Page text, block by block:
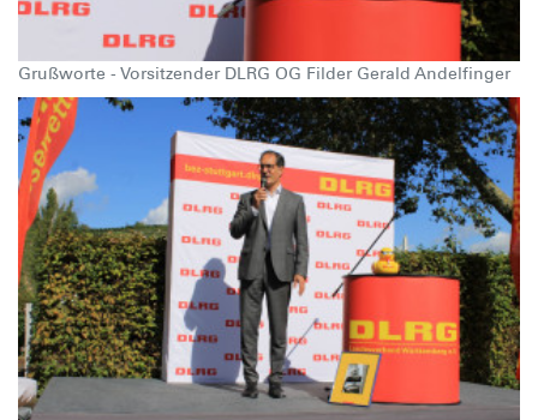
Grußworte - Vorsitzender DLRG OG Filder Gerald Andelfinger